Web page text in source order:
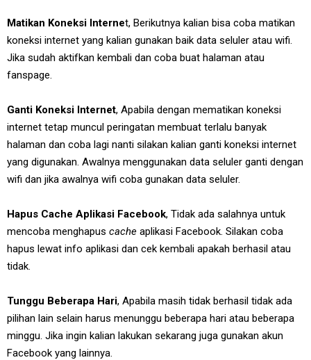
Matikan Koneksi Internet, Berikutnya kalian bisa coba matikan
koneksi internet yang kalian gunakan baik data seluler atau wifi.
Jika sudah aktifkan kembali dan coba buat halaman atau
fanspage.
Ganti Koneksi Internet, Apabila dengan mematikan koneksi
internet tetap muncul peringatan membuat terlalu banyak
halaman dan coba lagi nanti silakan kalian ganti koneksi internet
yang digunakan. Awalnya menggunakan data seluler ganti dengan
wifi dan jika awalnya wifi coba gunakan data seluler.
Hapus Cache Aplikasi Facebook, Tidak ada salahnya untuk
mencoba menghapus cache aplikasi Facebook. Silakan coba
hapus lewat info aplikasi dan cek kembali apakah berhasil atau
tidak.
Tunggu Beberapa Hari, Apabila masih tidak berhasil tidak ada
pilihan lain selain harus menunggu beberapa hari atau beberapa
minggu. Jika ingin kalian lakukan sekarang juga gunakan akun
Facebook yang lainnya.